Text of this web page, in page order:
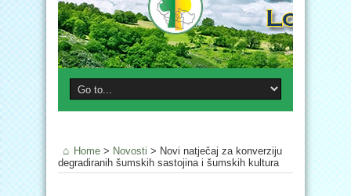
Home > Novosti > Novi natječaj za konverziju
degradiranih šumskih sastojina i šumskih kultura